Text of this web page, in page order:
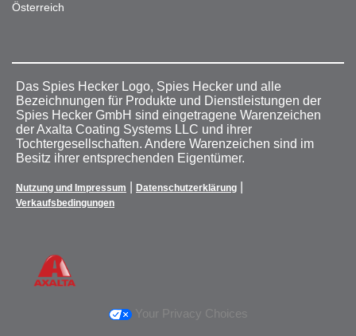
Österreich
Das Spies Hecker Logo, Spies Hecker und alle
Bezeichnungen für Produkte und Dienstleistungen der
Spies Hecker GmbH sind eingetragene Warenzeichen
der Axalta Coating Systems LLC und ihrer
Tochtergesellschaften. Andere Warenzeichen sind im
Besitz ihrer entsprechenden Eigentümer.
Nutzung und Impressum Datenschutzerklärung
Verkaufsbedingungen
Your Privacy Choices